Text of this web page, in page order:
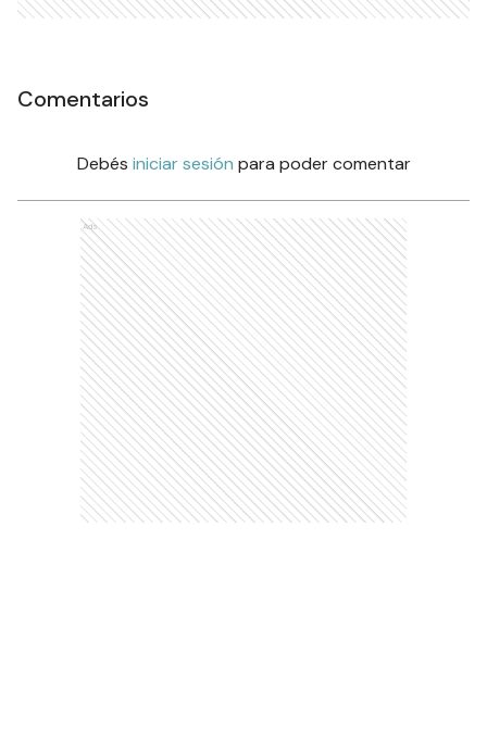
Comentarios
Debés iniciar sesión para poder comentar
Ads